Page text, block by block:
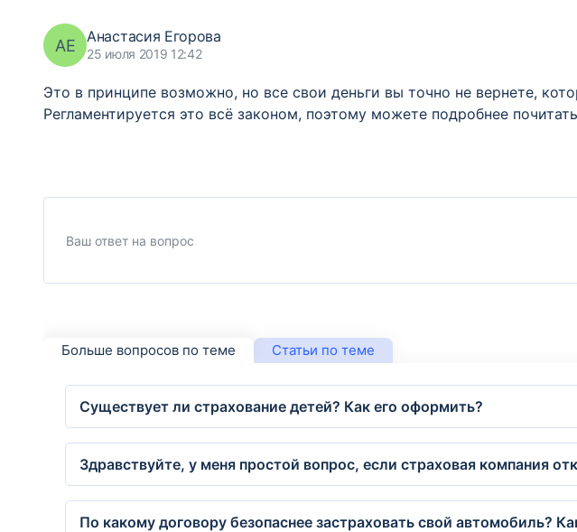
АЕ Анастасия Егорова
25 июля 2019 12:42
Это в принципе возможно, но все свои деньги вы точно не вернете,
Регламентируется это всё законом, поэтому можете подробнее
Больше вопросов по теме Статьи по теме
Существует ли страхование детей? Как его оформить?
Здравствуйте, у меня простой вопрос, если страховая компания
По какому договору безопаснее застраховать свой автомобиль?